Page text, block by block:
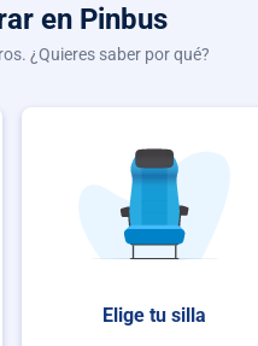
en Pinbus
¿Quieres saber por qué?
Elige tu silla